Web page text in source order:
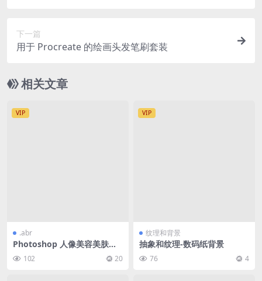
下一篇
用于 Procreate 的绘画头发笔刷套装
相关文章
VIP
.abr
Photoshop 人像美容美肤笔
刷 + 教程 合集
102 20
VIP
纹理和背景
抽象和纹理-数码纸背景
76 4